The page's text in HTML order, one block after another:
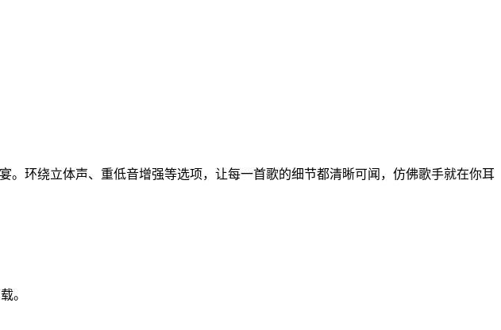
环绕立体声、重低音增强等选项，让每一首歌的细节都清晰可闻，仿佛歌手就在你耳
。